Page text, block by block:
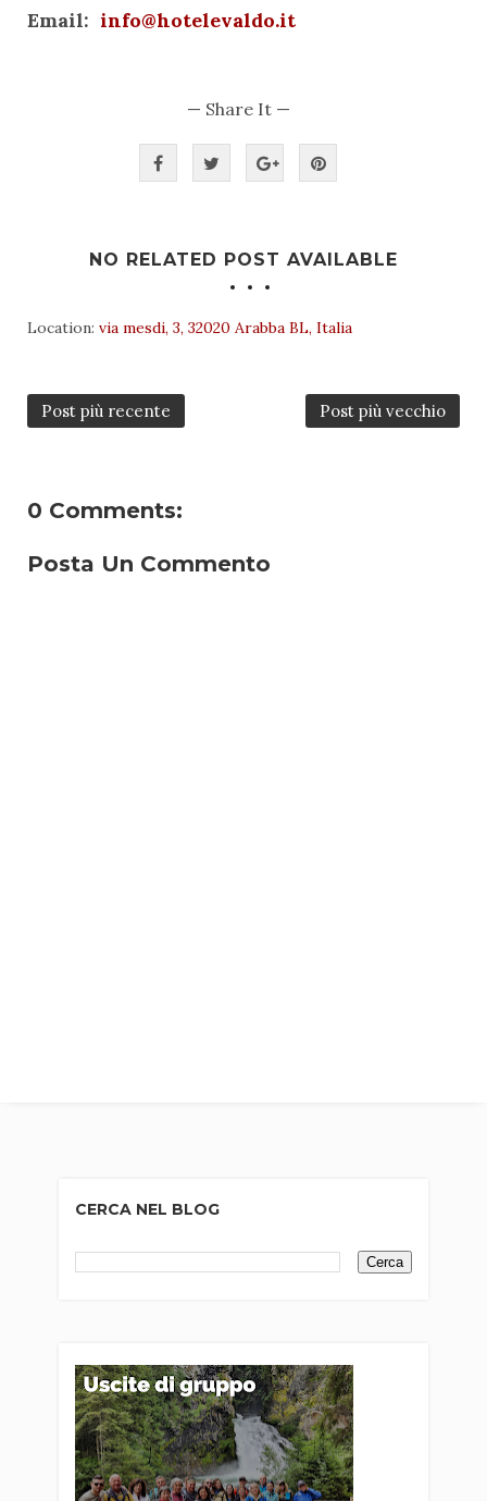
Email: info@hotelevaldo.it
— Share It —
NO RELATED POST AVAILABLE
Location: via mesdi, 3, 32020 Arabba BL, Italia
Post più recente Post più vecchio
0 Comments:
Posta Un Commento
CERCA NEL BLOG